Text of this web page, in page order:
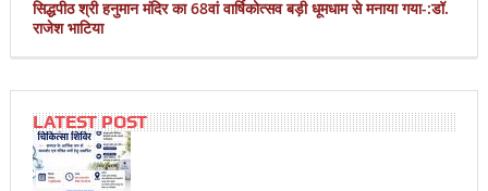
सिद्धपीठ श्री हनुमान मंदिर का 68वां वार्षिकोत्सव बड़ी धूमधाम से मनाया गया-:डॉ.
राजेश भाटिया
LATEST POST